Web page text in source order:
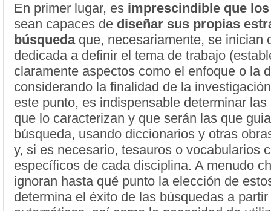
En primer lugar, esimprescindible que los
sean capaces de diseñar sus propias
búsquedaque, necesariamente, se inician
dedicada a definir el tema de trabajo
claramente aspectos como el enfoque o la
considerando la finalidad de la
este punto, es indispensable determinar
que lo caracterizan y que serán las que
búsqueda, usando diccionarios y otras
y, si es necesario, tesauros o vocabularios
específicos de cada disciplina. A menudo
ignoran hasta qué punto la elección de
determina el éxito de las búsquedas a